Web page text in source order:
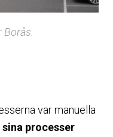
var manuella
processer